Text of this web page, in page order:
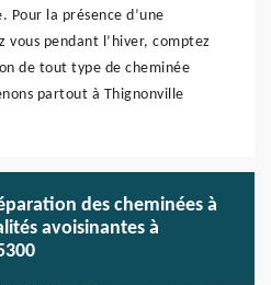
la présence d’une
pendant l’hiver, comptez
de tout type de cheminée
partout à Thignonville
des cheminées à
avoisinantes à